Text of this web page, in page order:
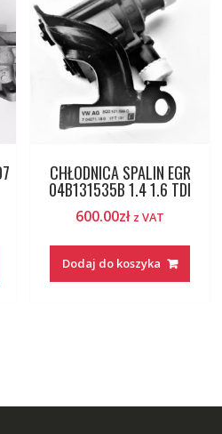
CHŁODNICA SPALIN EGR
04B131535B 1.4 1.6 TDI
600.00zł z VAT
Dodaj do koszyka